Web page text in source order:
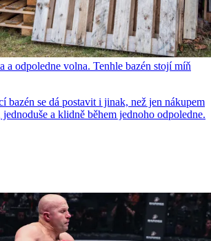
a odpoledne volna. Tenhle bazén stojí míň
bazén se dá postavit i jinak, než jen nákupem
a klidně během jednoho odpoledne.